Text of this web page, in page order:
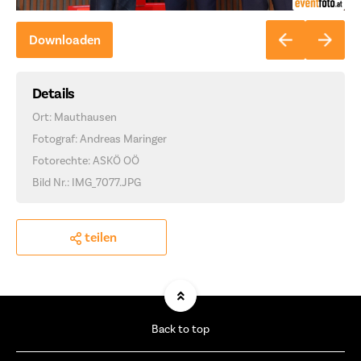
Downloaden
Details
Ort: Mauthausen
Fotograf: Andreas Maringer
Fotorechte: ASKÖ OÖ
Bild Nr.: IMG_7077.JPG
teilen
Back to top